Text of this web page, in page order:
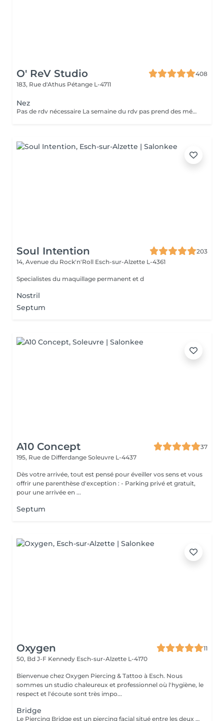
O' ReV Studio
408
183, Rue d'Athus Pétange L-4711
Nez
Pas de rdv nécessaire La semaine du rdv pas prend des médicaments, des anti-inflamatoires, des antibiotiques et de cortisone.
Soul Intention
203
14, Avenue du Rock'n'Roll Esch-sur-Alzette L-4361
Specialistes du maquillage permanent et d
Nostril
Septum
A10 Concept
37
195, Rue de Differdange Soleuvre L-4437
Dès votre arrivée, tout est pensé pour éveiller vos sens et vous
offrir une parenthèse d'exception : - Parking privé et gratuit,
pour une arrivée en ...
Septum
Oxygen
11
50, Bd J-F Kennedy Esch-sur-Alzette L-4170
Bienvenue chez Oxygen Piercing & Tattoo à Esch. Nous
sommes un studio chaleureux et professionnel où l'hygiène, le
respect et l'écoute sont très impo...
Bridge
Le Piercing Bridge est un piercing facial situé entre les deux yeux à la racine du nez. Un Piercing en titane chirurgical est inclus. Le titane est hypoallergénique, léger et idéal pour les premières phases de cicatrisation. Si tu souhaites te faire percer mais que tu as peur des aiguilles ou que tu souffres d'anxiété (stress, blocage), nous te demandons de bien vouloir réserver le service intitulé: <<NOM DU PIERCING (Phobie des aiguilles)>> Ce service ne côute pas plus cher. Il est simplement prévu pour des raisons d'organisation, afin que tout le monde soit à l'aise et bien accueilli(e).